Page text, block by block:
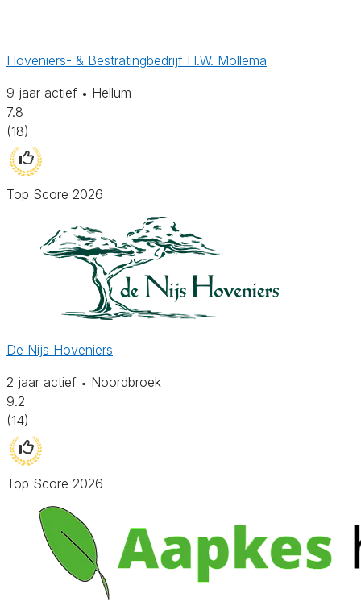
Hoveniers- & Bestratingbedrijf H.W. Mollema
9 jaar actief • Hellum
7.8
(18)
Top Score 2026
De Nijs Hoveniers
2 jaar actief • Noordbroek
9.2
(14)
Top Score 2026